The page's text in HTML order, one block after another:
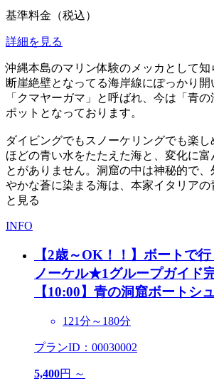
基準料金（税込）
詳細を見る
沖縄本島のマリン体験のメッカとして知
断崖絶壁となってる海岸線にぽっかり
「クマヤーガマ」と呼ばれ、今は「青
ポットとなっております。
ダイビングでもスノーケリングでも楽
ほどの青い水をたたえた海と、変化に富
とがありません。洞窟の中は神秘的で
やかな蒼に染まる海は、本家イタリアの
と見る
INFO
【2歳～OK！！】ボートで
ノーケル★1グループガイド
【10:00】青の洞窟ボートシ
121分～180分
プランID：00030002
5,400円 ～